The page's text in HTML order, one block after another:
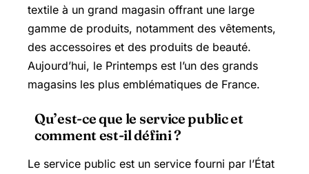
textile à un grand magasin offrant une large
gamme de produits, notamment des vêtements,
des accessoires et des produits de beauté.
Aujourd’hui, le Printemps est l’un des grands
magasins les plus emblématiques de France.
Qu’est-ce que le service public et
comment est-il défini ?
Le service public est un service fourni par l’État